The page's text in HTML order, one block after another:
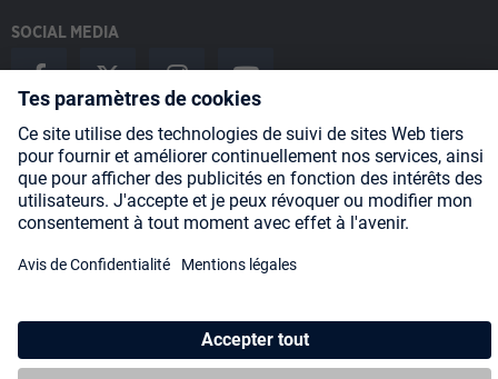
SOCIAL MEDIA
Payment Methods
Shipping
About us Blog Partners